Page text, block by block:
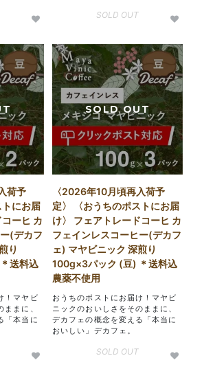
SOLD OUT
荷予
にお届
ーヒ カ
(デカフ
り
送料込
！マヤビ
まに、
「本当に
〈2026年10月頃再入荷予
定〉 〈おうちのポストにお届
け〉 フェアトレードコーヒ カ
フェインレスコーヒー(デカフ
ェ) マヤビニック 深煎り
100g×3パック (豆) ＊送料込
農薬不使用
おうちのポストにお届け！マヤビ
ニックのおいしさをそのままに、
デカフェの概念を変える「本当に
おいしい」デカフェ。
SOLD OUT